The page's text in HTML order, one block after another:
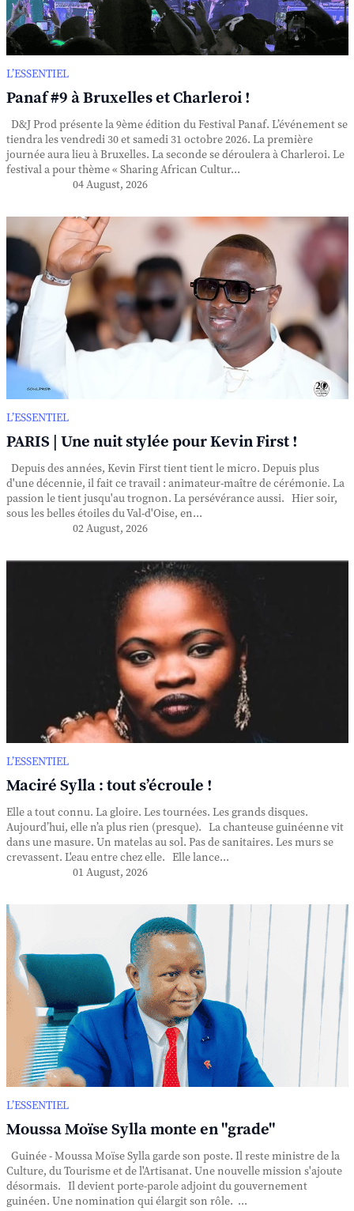
L’ESSENTIEL
Panaf #9 à Bruxelles et Charleroi !
D&J Prod présente la 9ème édition du Festival Panaf. L’événement se
tiendra les vendredi 30 et samedi 31 octobre 2026. La première
journée aura lieu à Bruxelles. La seconde se déroulera à Charleroi. Le
festival a pour thème « Sharing African Cultur...
04 August, 2026
L’ESSENTIEL
PARIS | Une nuit stylée pour Kevin First !
Depuis des années, Kevin First tient tient le micro. Depuis plus
d'une décennie, il fait ce travail : animateur-maître de cérémonie. La
passion le tient jusqu'au trognon. La persévérance aussi. Hier soir,
sous les belles étoiles du Val-d'Oise, en...
02 August, 2026
L’ESSENTIEL
Maciré Sylla : tout s’écroule !
Elle a tout connu. La gloire. Les tournées. Les grands disques.
Aujourd’hui, elle n’a plus rien (presque). La chanteuse guinéenne vit
dans une masure. Un matelas au sol. Pas de sanitaires. Les murs se
crevassent. L'eau entre chez elle. Elle lance...
01 August, 2026
L’ESSENTIEL
Moussa Moïse Sylla monte en "grade"
Guinée - Moussa Moïse Sylla garde son poste. Il reste ministre de la
Culture, du Tourisme et de l'Artisanat. Une nouvelle mission s'ajoute
désormais. Il devient porte-parole adjoint du gouvernement
guinéen. Une nomination qui élargit son rôle. ...